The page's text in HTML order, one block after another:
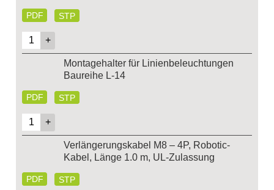
PDF STP
Montagehalter für Linienbeleuchtungen
Baureihe L-14
PDF STP
Verlängerungskabel M8 – 4P, Robotic-
Kabel, Länge 1.0 m, UL-Zulassung
PDF STP